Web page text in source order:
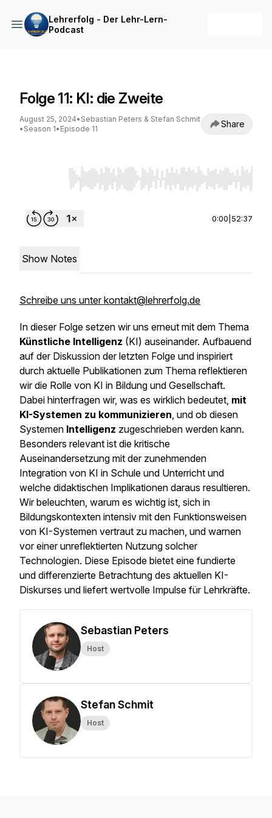
Lehrerfolg - Der Lehr-Lern-
Podcast
Folge 11: KI: die Zweite
August 25, 2024• Sebastian Peters & Stefan Schmit
• Season 1• Episode 11 Share
Use Left/Right to seek, Home/End to jump
0:00 52:37
Show Notes
Schreibe uns unter kontakt@lehrerfolg.de
In dieser Folge setzen wir uns erneut mit dem Thema
Künstliche Intelligenz (KI) auseinander. Aufbauend
auf der Diskussion der letzten Folge und inspiriert
durch aktuelle Publikationen zum Thema reflektieren
wir die Rolle von KI in Bildung und Gesellschaft.
Dabei hinterfragen wir, was es wirklich bedeutet, mit
KI-Systemen zu kommunizieren, und ob diesen
Systemen Intelligenz zugeschrieben werden kann.
Besonders relevant ist die kritische
Auseinandersetzung mit der zunehmenden
Integration von KI in Schule und Unterricht und
welche didaktischen Implikationen daraus resultieren.
Wir beleuchten, warum es wichtig ist, sich in
Bildungskontexten intensiv mit den Funktionsweisen
von KI-Systemen vertraut zu machen, und warnen
vor einer unreflektierten Nutzung solcher
Technologien. Diese Episode bietet eine fundierte
und differenzierte Betrachtung des aktuellen KI-
Diskurses und liefert wertvolle Impulse für Lehrkräfte.
Sebastian Peters
Host
Stefan Schmit
Host